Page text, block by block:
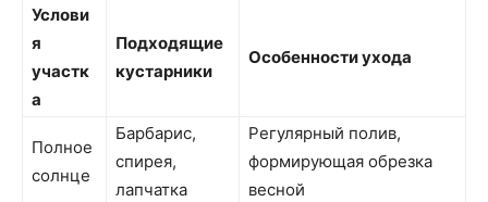
Услови
я
участк
а
Подходящие
кустарники
Особенности ухода
Полное
солнце
Барбарис,
спирея,
лапчатка
Регулярный полив,
формирующая обрезка
весной